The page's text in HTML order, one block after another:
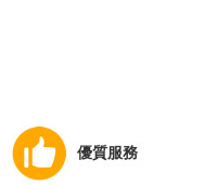
優質服務